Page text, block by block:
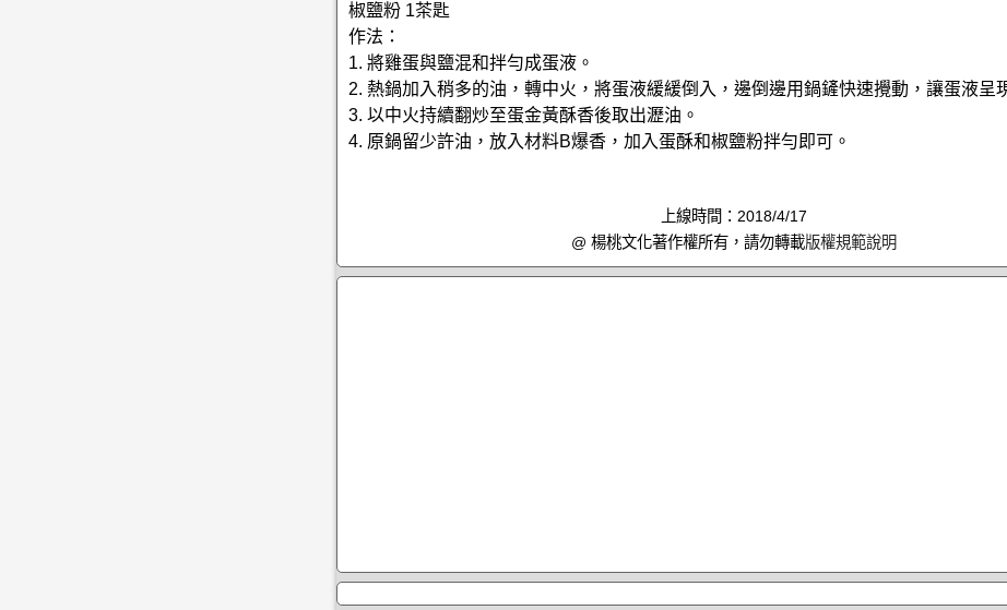
椒鹽粉 1茶匙
作法：
1. 將雞蛋與鹽混和拌勻成蛋液。
2. 熱鍋加入稍多的油，轉中火，將蛋液緩緩倒入，邊倒邊用鍋鏟快速攪動，讓蛋液呈
3. 以中火持續翻炒至蛋金黃酥香後取出瀝油。
4. 原鍋留少許油，放入材料B爆香，加入蛋酥和椒鹽粉拌勻即可。
上線時間：2018/4/17
@ 楊桃文化著作權所有，請勿轉載版權規範說明